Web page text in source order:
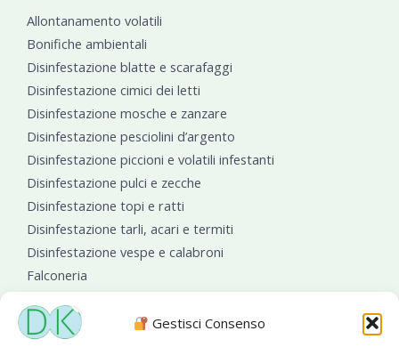
Gestisci Consenso
Allontanamento volatili
Bonifiche ambientali
Disinfestazione blatte e scarafaggi
Disinfestazione cimici dei letti
Disinfestazione mosche e zanzare
Disinfestazione pesciolini d’argento
Disinfestazione piccioni e volatili infestanti
Disinfestazione pulci e zecche
Disinfestazione topi e ratti
Disinfestazione tarli, acari e termiti
Disinfestazione vespe e calabroni
Falconeria